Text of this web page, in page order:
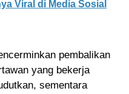
Viral di Media Sosial
pembalikan
yang bekerja
sementara